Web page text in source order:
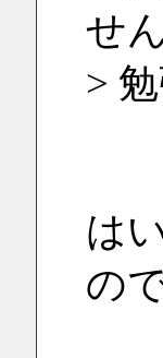
せん
>
は
の